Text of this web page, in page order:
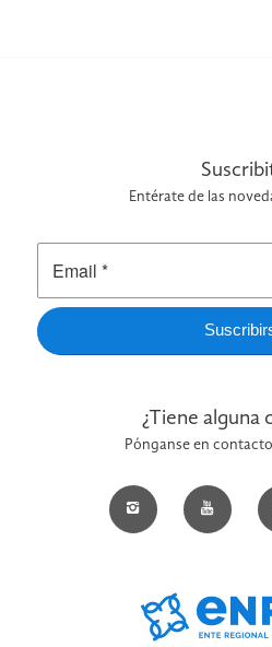
Entérate de las
¿Tiene alguna
Pónganse en